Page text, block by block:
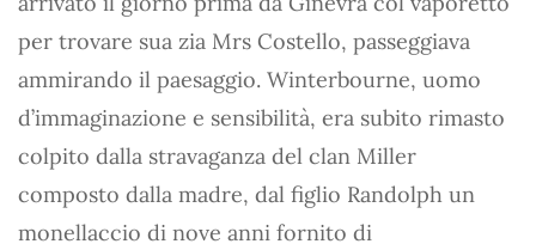
per trovare sua zia Mrs Costello, passeggiava
ammirando il paesaggio. Winterbourne, uomo
d’immaginazione e sensibilità, era subito rimasto
colpito dalla stravaganza del clan Miller
composto dalla madre, dal figlio Randolph un
monellaccio di nove anni fornito di